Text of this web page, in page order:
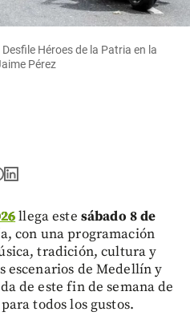
Héroes de la Patria en la
Pérez
llega este sábado 8 de
con una programación
tradición, cultura y
de Medellín y
de este fin de semana de
todos los gustos.